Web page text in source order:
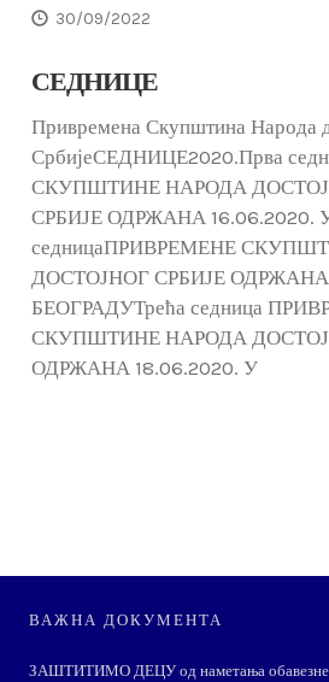
30/09/2022
СЕДНИЦЕ
Привремена Скупштина Народа
СрбијеСЕДНИЦЕ2020.Прва
СКУПШТИНЕ НАРОДА
СРБИЈЕ ОДРЖАНА 16.06.2020.
седницаПРИВРЕМЕНЕ
ДОСТОЈНОГ СРБИЈЕ ОДРЖАНА
БЕОГРАДУТрећа седница
СКУПШТИНЕ НАРОДА
ОДРЖАНА 18.06.2020. У
ВАЖНА ДОКУМЕНТА
ЗАШТИТИМО ДЕЦУ од наметања обавезне